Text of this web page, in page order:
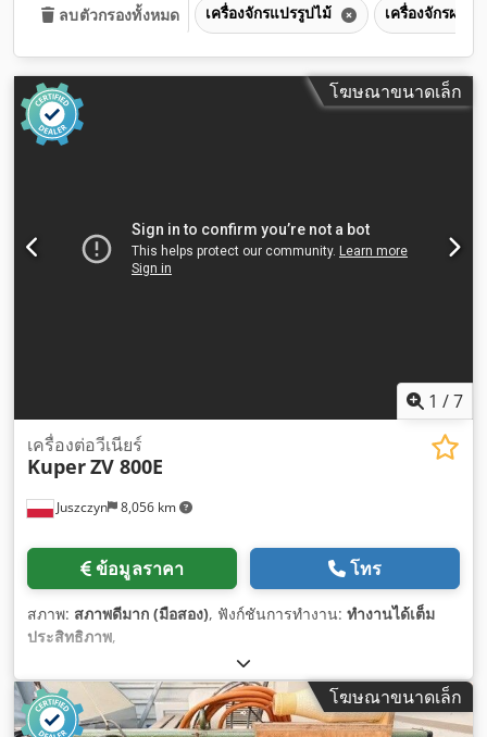
ลบตัวกรองทั้งหมด เครื่องจักรแปรรูปไม้ เครื่องจักรผลิต
โฆษณาขนาดเล็ก
1 /7
Juszczyn 8,056 km
เครื่องต่อวีเนียร์
KuperZV 800E
ข้อมูลราคา โทร
สภาพ: สภาพดีมาก (มือสอง), ฟังก์ชันการทำงาน: ทำงานได้เต็ม
ประสิทธิภาพ,
โฆษณาขนาดเล็ก